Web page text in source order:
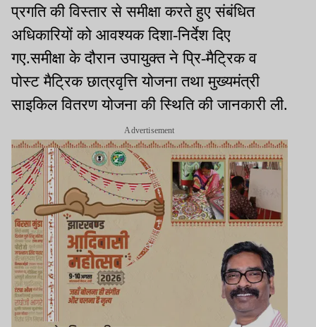
प्रगति की विस्तार से समीक्षा करते हुए संबंधित
अधिकारियों को आवश्यक दिशा-निर्देश दिए
गए.समीक्षा के दौरान उपायुक्त ने प्रि-मैट्रिक व
पोस्ट मैट्रिक छात्रवृत्ति योजना तथा मुख्यमंत्री
साइकिल वितरण योजना की स्थिति की जानकारी ली.
Advertisement